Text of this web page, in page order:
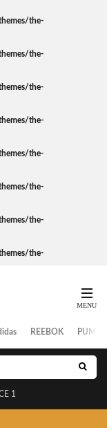
the-
the-
the-
the-
the-
the-
the-
the-
REEBOK PUMA
1